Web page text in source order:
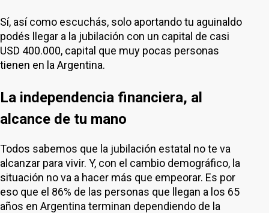
Sí, así como escuchás, solo aportando tu aguinaldo
podés llegar a la jubilación con un capital de casi
USD 400.000, capital que muy pocas personas
tienen en la Argentina.
La independencia financiera, al
alcance de tu mano
Todos sabemos que la jubilación estatal no te va
alcanzar para vivir. Y, con el cambio demográfico, la
situación no va a hacer más que empeorar. Es por
eso que el 86% de las personas que llegan a los 65
años en Argentina terminan dependiendo de la